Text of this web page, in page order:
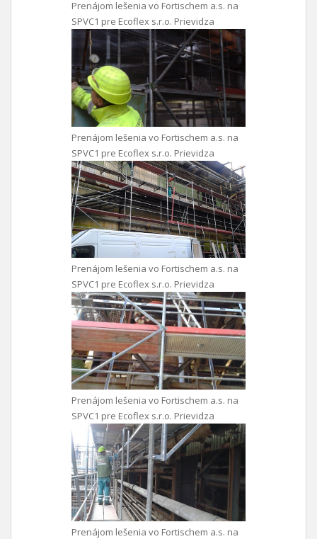
Prenájom lešenia vo Fortischem a.s. na
SPVC1 pre Ecoflex s.r.o. Prievidza
Prenájom lešenia vo Fortischem a.s. na
SPVC1 pre Ecoflex s.r.o. Prievidza
Prenájom lešenia vo Fortischem a.s. na
SPVC1 pre Ecoflex s.r.o. Prievidza
Prenájom lešenia vo Fortischem a.s. na
SPVC1 pre Ecoflex s.r.o. Prievidza
Prenájom lešenia vo Fortischem a.s. na